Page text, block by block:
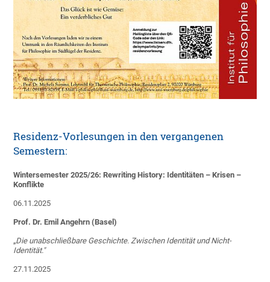
Residenz-Vorlesungen in den vergangenen
Semestern:
Wintersemester 2025/26: Rewriting History: Identitäten – Krisen –
Konflikte
06.11.2025
Prof. Dr. Emil Angehrn (Basel)
„Die unabschließbare Geschichte. Zwischen Identität und Nicht-
Identität."
27.11.2025